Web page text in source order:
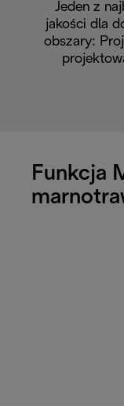
Jeden z
jakości dla
obszary:
Funkcja